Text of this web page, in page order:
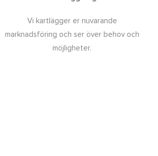
Vi kartlägger er nuvarande
marknadsföring och ser över behov och
möjligheter.